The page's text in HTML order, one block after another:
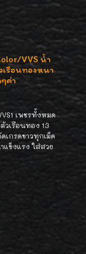
VVS น้ำ
เรือนทองหนา
ค่า
เพชรทั้งหมด
วเรือนทอง 13
เกรดขาวทุกเม็ด
แข็งแรง ใส่สวย